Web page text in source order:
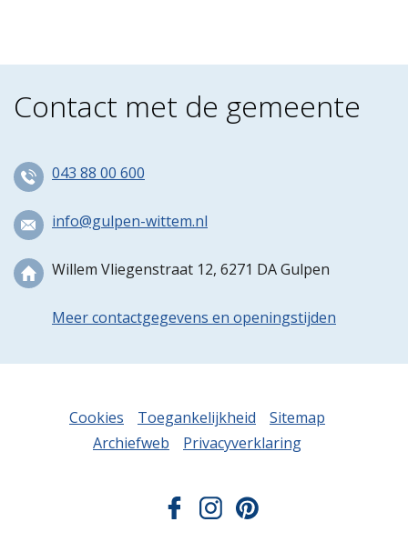
Contact met de gemeente
043 88 00 600
info@gulpen-wittem.nl
Willem Vliegenstraat 12, 6271 DA Gulpen
Meer contactgegevens en openingstijden
Cookies Toegankelijkheid
Sitemap
Archiefweb
Privacyverklaring